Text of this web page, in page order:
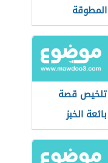
المطوقة
تلخيص قصة
بائعة الخبز